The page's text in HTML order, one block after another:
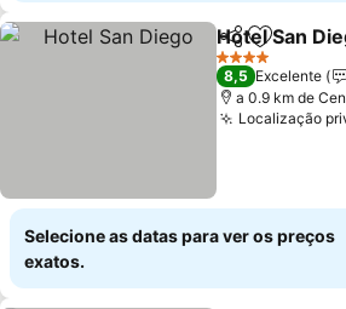
Partilhar
Hotel San
4 Estrelas
8,5 Excelente
a 0.9 km de
Localização
Selecione as datas para ver os preços
exatos.